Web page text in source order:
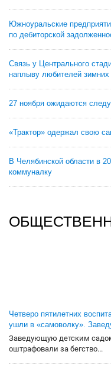
Южноуральские
по дебиторской
Связь у Центрального
наплыву любителей зимних
27 ноября ожидаются
«Трактор» одержал свою
В Челябинской области в
коммуналку
Четверо пятилетних
ушли в «самоволку».
Заведующую детским
оштрафовали за бегство...